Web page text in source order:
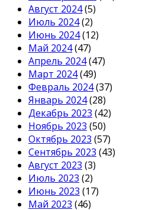
Август 2024(5)
Июль 2024(2)
Июнь 2024(12)
Май 2024(47)
Апрель 2024(47)
Март 2024(49)
Февраль 2024(37)
Январь 2024(28)
Декабрь 2023 (42)
Ноябрь 2023 (50)
Октябрь 2023 (57)
Сентябрь 2023 (43)
Август 2023 (3)
Июль 2023 (2)
Июнь 2023 (17)
Май 2023 (46)